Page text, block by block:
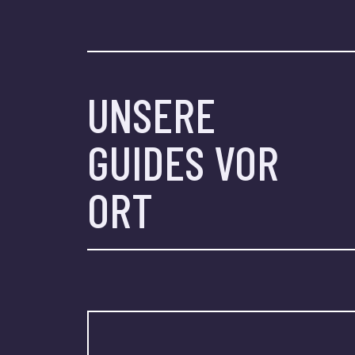
UNSERE
GUIDES VOR
ORT